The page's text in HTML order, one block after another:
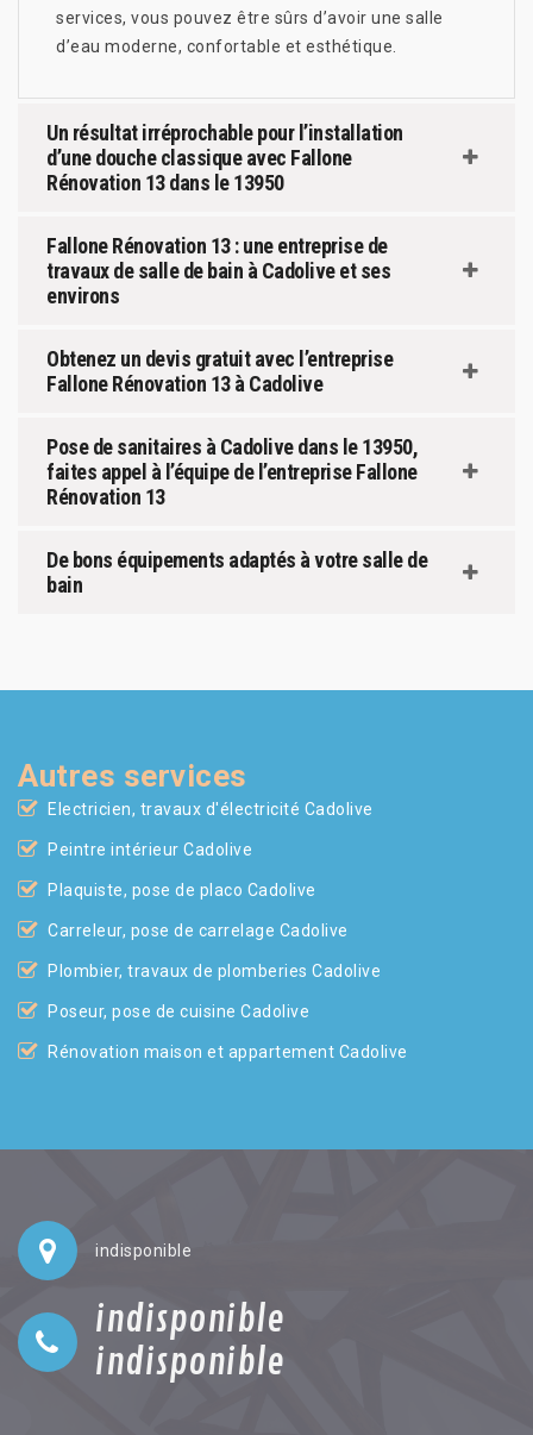
services, vous pouvez être sûrs d’avoir une salle
d’eau moderne, confortable et esthétique.
Un résultat irréprochable pour l’installation
d’une douche classique avec Fallone
Rénovation 13 dans le 13950
Fallone Rénovation 13 : une entreprise de
travaux de salle de bain à Cadolive et ses
environs
Obtenez un devis gratuit avec l’entreprise
Fallone Rénovation 13 à Cadolive
Pose de sanitaires à Cadolive dans le 13950,
faites appel à l’équipe de l’entreprise Fallone
Rénovation 13
De bons équipements adaptés à votre salle de
bain
Autres services
Electricien, travaux d'électricité Cadolive
Peintre intérieur Cadolive
Plaquiste, pose de placo Cadolive
Carreleur, pose de carrelage Cadolive
Plombier, travaux de plomberies Cadolive
Poseur, pose de cuisine Cadolive
Rénovation maison et appartement Cadolive
indisponible
indisponible
indisponible